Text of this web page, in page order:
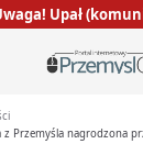
Upał
Przemyśla nagrodzona